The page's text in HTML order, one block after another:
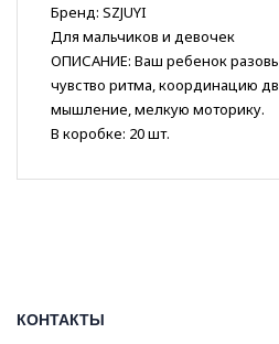
Бренд: SZJUYI
Для мальчиков и девочек
ОПИСАНИЕ: Ваш ребенок
чувство ритма, координацию
мышление, мелкую моторику.
В коробке: 20 шт.
КОНТАКТЫ